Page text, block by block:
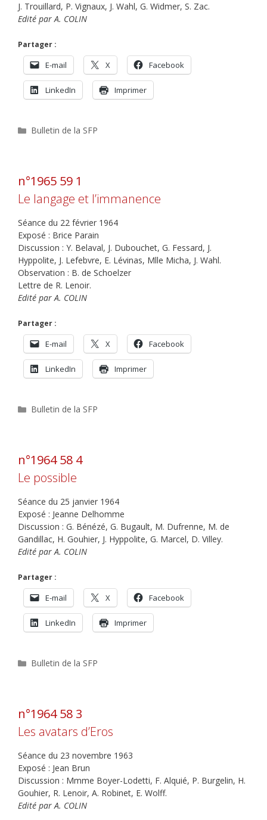
J. Trouillard, P. Vignaux, J. Wahl, G. Widmer, S. Zac.
Edité par A. COLIN
Partager :
E-mail X Facebook
LinkedIn Imprimer
Catégories
Bulletin de la SFP
n°1965 59 1
Le langage et l’immanence
Séance du 22 février 1964
Exposé : Brice Parain
Discussion : Y. Belaval, J. Dubouchet, G. Fessard, J.
Hyppolite, J. Lefebvre, E. Lévinas, Mlle Micha, J. Wahl.
Observation : B. de Schoelzer
Lettre de R. Lenoir.
Edité par A. COLIN
Partager :
E-mail X Facebook
LinkedIn Imprimer
Catégories
Bulletin de la SFP
n°1964 58 4
Le possible
Séance du 25 janvier 1964
Exposé : Jeanne Delhomme
Discussion : G. Bénézé, G. Bugault, M. Dufrenne, M. de
Gandillac, H. Gouhier, J. Hyppolite, G. Marcel, D. Villey.
Edité par A. COLIN
Partager :
E-mail X Facebook
LinkedIn Imprimer
Catégories
Bulletin de la SFP
n°1964 58 3
Les avatars d’Eros
Séance du 23 novembre 1963
Exposé : Jean Brun
Discussion : Mmme Boyer-Lodetti, F. Alquié, P. Burgelin, H.
Gouhier, R. Lenoir, A. Robinet, E. Wolff.
Edité par A. COLIN